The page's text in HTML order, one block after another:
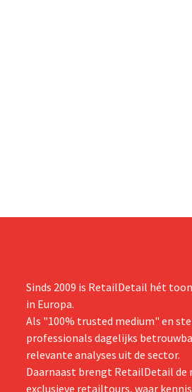
Sinds 2009 is RetailDetail hét
in Europa.
Als "100% trusted medium" en
professionals dagelijks
relevante analyses uit de sector.
Daarnaast brengt RetailDetail de
exclusieve retailtours, waar